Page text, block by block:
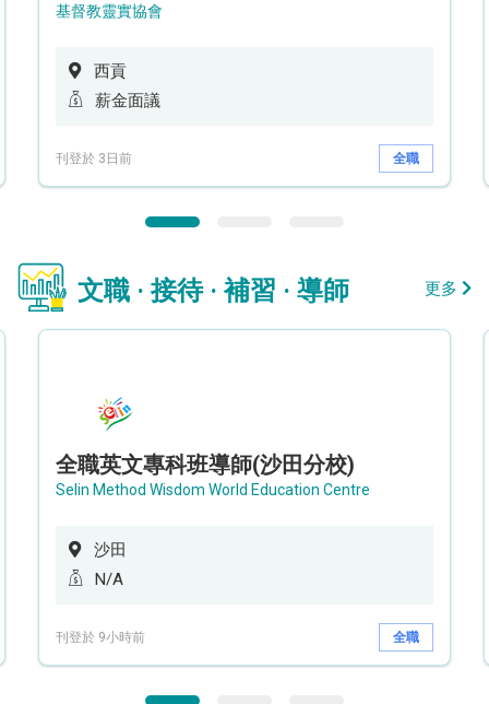
基督教靈實協會
西貢
薪金面議
刊登於 3日前 全職
文職 · 接待 · 補習 · 導師 更多
全職英文專科班導師(沙田分校)
Selin Method Wisdom World Education Centre
沙田
N/A
刊登於 9小時前 全職